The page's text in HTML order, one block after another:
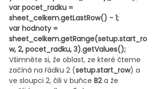
var pocet_radku =
sheet_celkem.getLastRow() - 1;
var hodnoty =
sheet_celkem.getRange(setup.start_ro
w, 2, pocet_radku, 3).getValues();
Všimněte si, že oblast, ze které čteme
začíná na řádku 2 (setup.start_row) a
ve sloupci 2, čili v buňce B2 a že